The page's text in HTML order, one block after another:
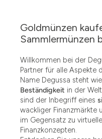
Goldmünzen
Sammlermünzen
Willkommen bei der
Partner für alle Aspekte
Name Degussa steht
Beständigkeit in der
sind der Inbegriff eines
wackliger Finanzmärkte
im Gegensatz zu
Finanzkonzepten.